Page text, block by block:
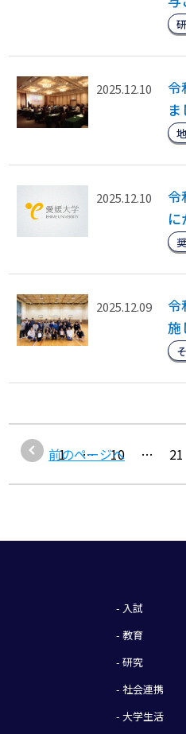
2025.12.10
令
2025.12.10
令
に
2025.12.09
令
施
1
前のページへ
… 10 … 21
- 入試
- 教育
- 研究
- 社会連携
- 大学生活